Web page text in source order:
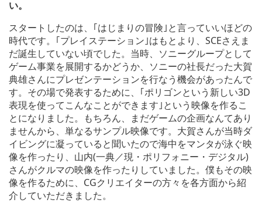
い。
スタートしたのは、｢はじまりの冒険｣と言っていいほどの
時代です。｢プレイステーション｣はもとより、SCEさえま
だ誕生していない頃でした。当時、ソニーグループとして
ゲーム事業を展開するかどうか、ソニーの社長だった大賀
典雄さんにプレゼンテーションを行なう機会があったんで
す。その場で発表するために、｢ポリゴンという新しい3D
表現を使ってこんなことができます｣という映像を作るこ
とになりました。もちろん、まだゲームの企画なんてあり
ませんから、単なるサンプル映像です。大賀さんが当時ダ
イビングに凝っていると聞いたので海中をマンタが泳ぐ映
像を作ったり、山内(一典／現・ポリフォニー・デジタル)
さんがクルマの映像を作ったりしていました。僕もその映
像を作るために、CGクリエイターの方々を各方面から紹
介していただきました。